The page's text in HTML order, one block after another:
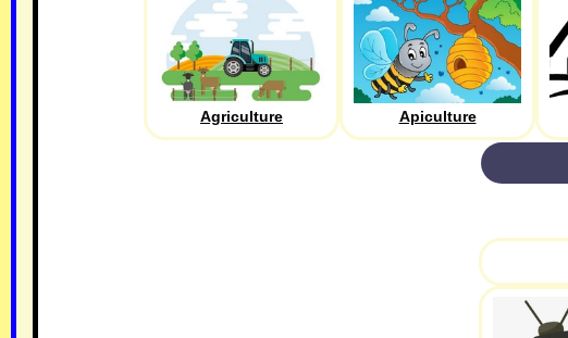
Agriculture Apiculture